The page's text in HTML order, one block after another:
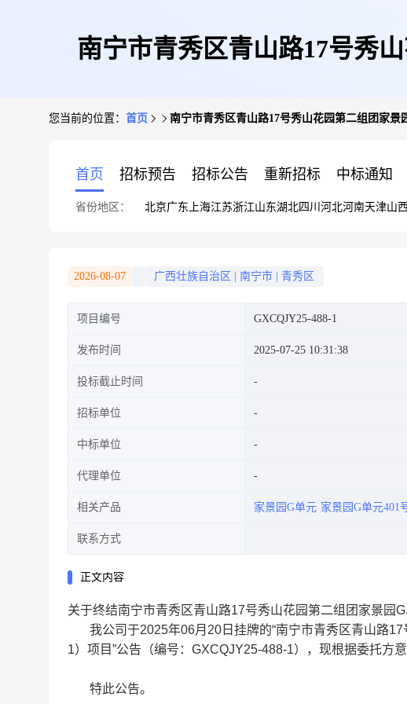
南宁市青秀区青山路17号秀
您当前的位置： 首页 南宁市青秀区青山路17号秀山花园第二组团家景
首页 招标预告 招标公告 重新招标 中标通知
省份地区： 北京广东 上海江苏浙江山东湖北四川 河北河南天津山西
2026-08-07 广西壮族自治区 南宁市 青秀区
项目编号 GXCQJY25-488-1
发布时间 2025-07-25 10:31:38
投标截止时间
招标单位
中标单位
代理单位
相关产品 家景园G单元 家景园G单元401
联系方式
正文内容
关于终结南宁市青秀区青山路17号秀山花园第二组团家景园
我公司于2025年06月20日挂牌的“南宁市青秀区青山路17
1）项目”公告（编号：GXCQJY25-488-1），现根据委托方
特此公告。